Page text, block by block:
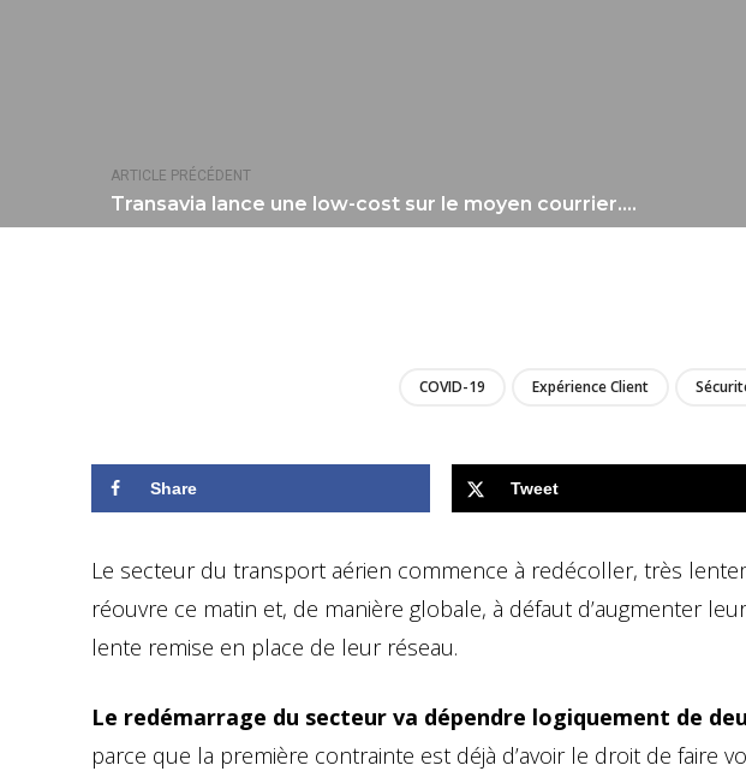
ARTICLE PRÉCÉDENT
Transavia lance une low-cost sur le moyen courrier….
COVID-19 Expérience Client
Share Tweet
Le secteur du transport aérien commence à redécoller, très
réouvre ce matin et, de manière globale, à défaut d’augmenter
lente remise en place de leur réseau.
Le redémarrage du secteur va dépendre logiquement de
parce que la première contrainte est déjà d’avoir le droit de faire